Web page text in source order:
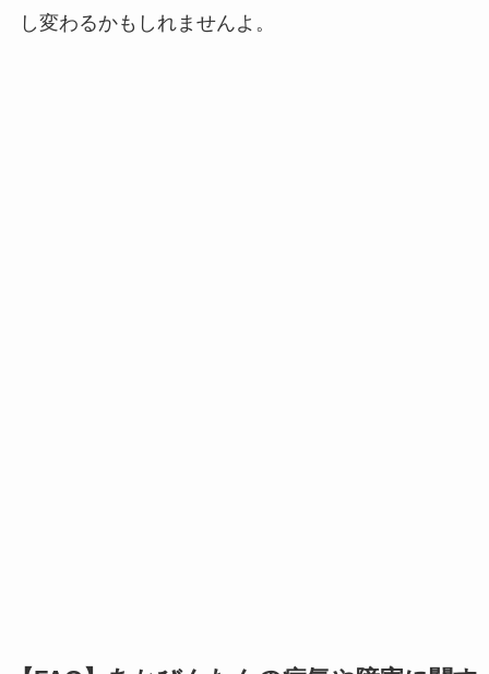
し変わるかもしれませんよ。